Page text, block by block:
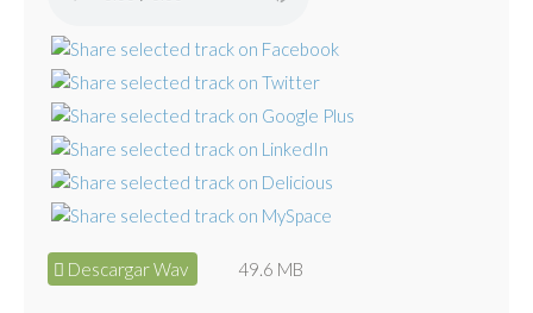
Descargar Wav 49.6 MB